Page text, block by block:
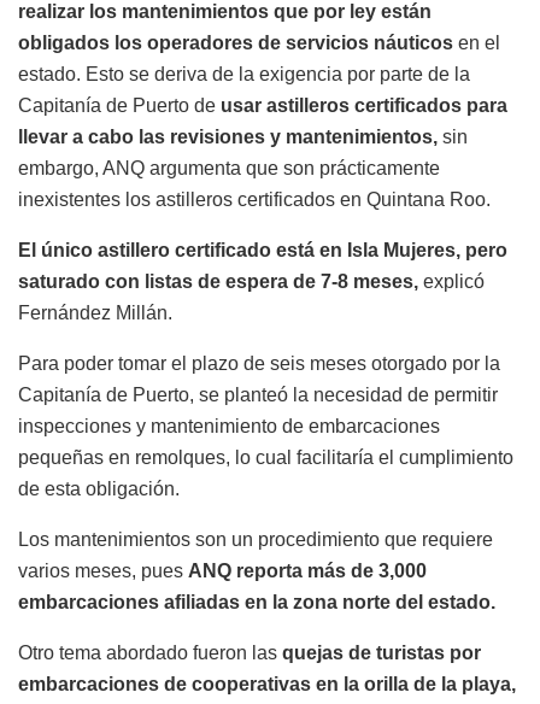
realizar los mantenimientos que por ley están
obligados los operadores de servicios náuticos en el
estado. Esto se deriva de la exigencia por parte de la
Capitanía de Puerto de usar astilleros certificados para
llevar a cabo las revisiones y mantenimientos, sin
embargo, ANQ argumenta que son prácticamente
inexistentes los astilleros certificados en Quintana Roo.
El único astillero certificado está en Isla Mujeres, pero
saturado con listas de espera de 7-8 meses, explicó
Fernández Millán.
Para poder tomar el plazo de seis meses otorgado por la
Capitanía de Puerto, se planteó la necesidad de permitir
inspecciones y mantenimiento de embarcaciones
pequeñas en remolques, lo cual facilitaría el cumplimiento
de esta obligación.
Los mantenimientos son un procedimiento que requiere
varios meses, pues ANQ reporta más de 3,000
embarcaciones afiliadas en la zona norte del estado.
Otro tema abordado fueron las quejas de turistas por
embarcaciones de cooperativas en la orilla de la playa,